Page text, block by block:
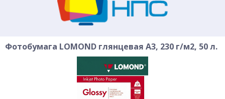
Фотобумага LOMOND глянцевая A3, 230 г/м2, 50 л.